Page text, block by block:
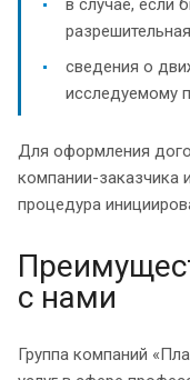
в случае, если
сведения о
исследуемому
Для оформления
компании-заказчика
процедура
с нами
Группа компаний